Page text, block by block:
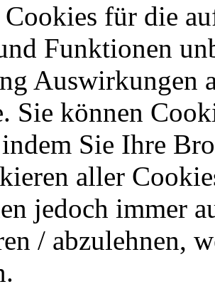
Cookies für die
Funktionen
Auswirkungen
Sie können
Sie Ihre
aller
jedoch immer
/ abzulehnen,